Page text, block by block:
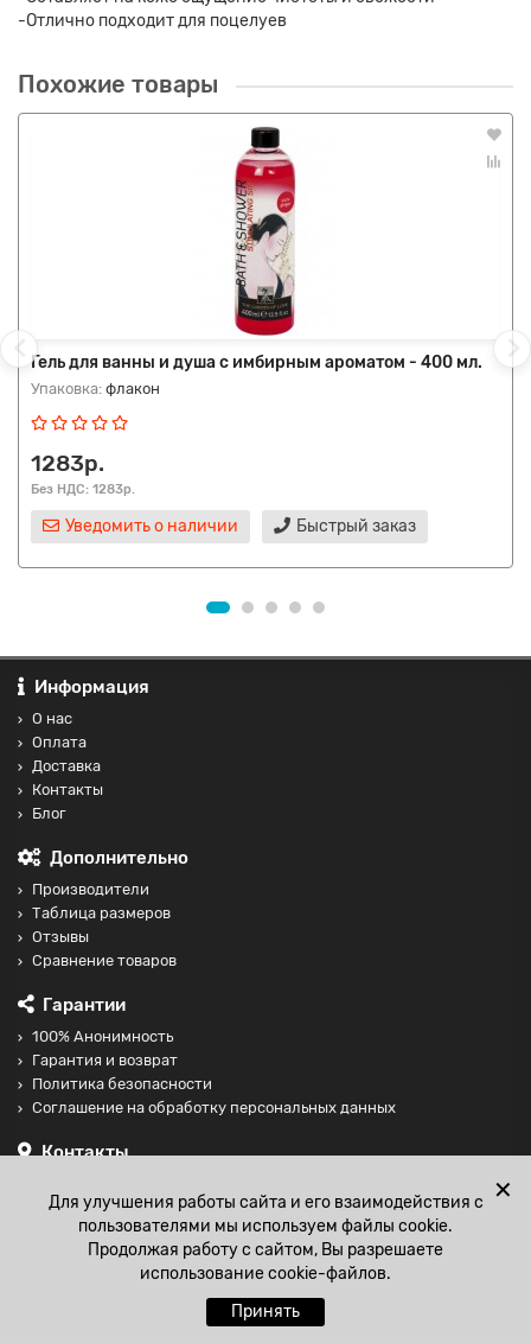
-Отлично подходит для поцелуев
Похожие товары
Гель для ванны и душа с имбирным ароматом - 400 мл.
Упаковка: флакон
1283р.
Без НДС: 1283р.
Уведомить о наличии Быстрый заказ
Информация
О нас
Оплата
Доставка
Контакты
Блог
Дополнительно
Производители
Таблица размеров
Отзывы
Сравнение товаров
Гарантии
100% Анонимность
Гарантия и возврат
Политика безопасности
Соглашение на обработку персональных данных
Контакты
sales@fisting-shop.ru
✕
Для улучшения работы сайта и его взаимодействия с
пользователями мы используем файлы cookie.
Продолжая работу с сайтом, Вы разрешаете
использование cookie-файлов.
Принять